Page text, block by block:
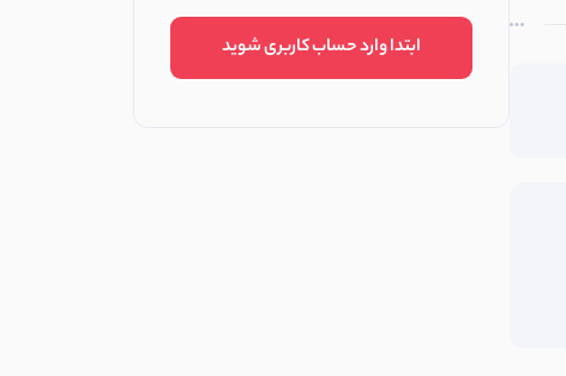
ابتدا وارد حساب کاربری شوید